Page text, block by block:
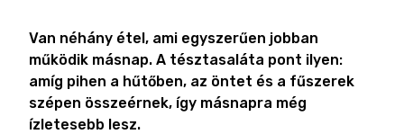
Van néhány étel, ami egyszerűen jobban
működik másnap. A tésztasaláta pont ilyen:
amíg pihen a hűtőben, az öntet és a fűszerek
szépen összeérnek, így másnapra még
ízletesebb lesz.